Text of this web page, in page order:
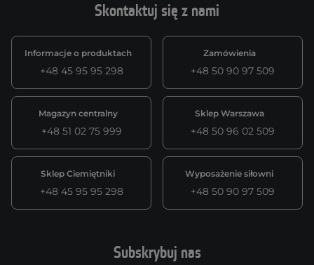
Skontaktuj się z nami
Informacje o produktach
+48 45 95 95 298
Zamówienia
+48 50 90 97 509
Magazyn centralny
+48 51 02 75 999
Sklep Warszawa
+48 50 96 02 509
Sklep Ciemiętniki
+48 45 95 95 298
Wyposażenie siłowni
+48 50 90 97 509
Subskrybuj nas